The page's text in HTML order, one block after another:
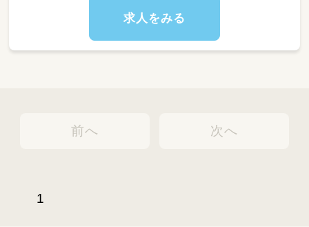
お昼寝（午睡）の準備と安全な見守り
園内の清掃や、おもちゃの消毒などの環境整備
求人をみる
前へ
1
次へ